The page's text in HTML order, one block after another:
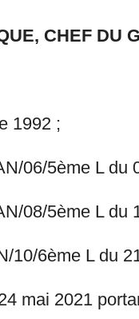
CHEF DU
1992 ;
06/5ème L
08/5ème L
10/6ème L du
mai 2021